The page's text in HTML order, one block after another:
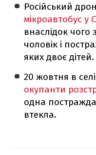
Російський
мікроавтобус у
внаслідок чого
чоловік і
яких двоє дітей.
20 жовтня в
окупанти
одна
втекла.